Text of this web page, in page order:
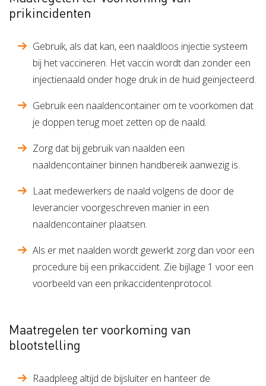
prikincidenten
Gebruik, als dat kan, een naaldloos injectie systeem
bij het vaccineren. Het vaccin wordt dan zonder een
injectienaald onder hoge druk in de huid geïnjecteerd.
Gebruik een naaldencontainer om te voorkomen dat
je doppen terug moet zetten op de naald.
Zorg dat bij gebruik van naalden een
naaldencontainer binnen handbereik aanwezig is.
Laat medewerkers de naald volgens de door de
leverancier voorgeschreven manier in een
naaldencontainer plaatsen.
Als er met naalden wordt gewerkt zorg dan voor een
procedure bij een prikaccident. Zie bijlage 1 voor een
voorbeeld van een prikaccidentenprotocol.
Maatregelen ter voorkoming van
blootstelling
Raadpleeg altijd de bijsluiter en hanteer de